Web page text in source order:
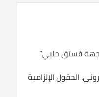
فستق حلبي”
الحقول الإلزامية